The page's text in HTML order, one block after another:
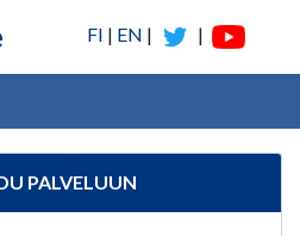
FI | EN | |
PALVELUUN